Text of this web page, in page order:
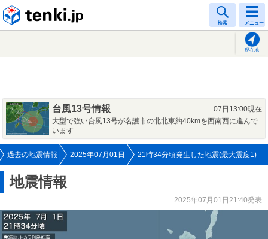
検索 メニュー
現在地
台風13号情報
07日13:00現在
大型で強い台風13号が名護市の北北東約40kmを西南西に進んで
います
過去の地震情報 2025年07月01日 21時34分頃発生した地震(最大震度1)
地震情報
2025年07月01日21:40発表